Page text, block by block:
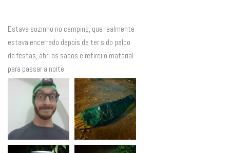
Estava sozinho no camping, que realmente
estava encerrado depois de ter sido palco
de festas, abri os sacos e retirei o material
para passar a noite.